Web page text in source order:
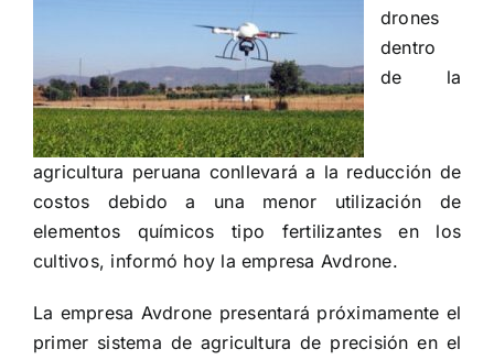
drones
dentro
de la
agricultura peruana conllevará a la reducción de
costos debido a una menor utilización de
elementos químicos tipo fertilizantes en los
cultivos, informó hoy la empresa Avdrone.
La empresa Avdrone presentará próximamente el
primer sistema de agricultura de precisión en el